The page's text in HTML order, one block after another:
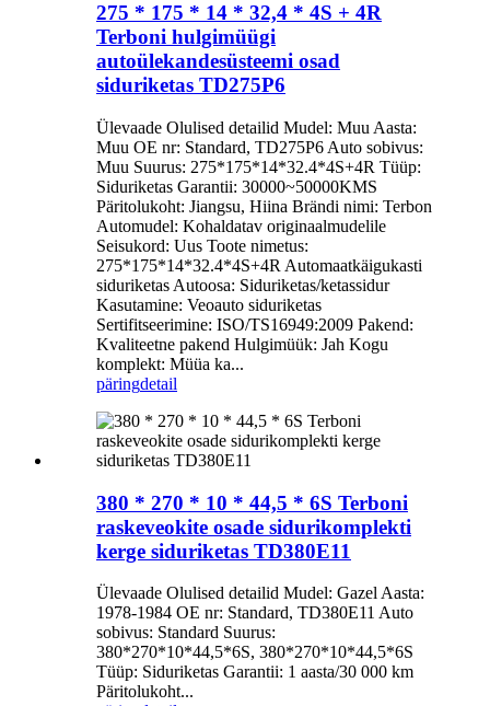
275 * 175 * 14 * 32,4 * 4S + 4R
Terboni hulgimüügi
autoülekandesüsteemi osad
siduriketas TD275P6
Ülevaade Olulised detailid Mudel: Muu Aasta:
Muu OE nr: Standard, TD275P6 Auto sobivus:
Muu Suurus: 275*175*14*32.4*4S+4R Tüüp:
Siduriketas Garantii: 30000~50000KMS
Päritolukoht: Jiangsu, Hiina Brändi nimi: Terbon
Automudel: Kohaldatav originaalmudelile
Seisukord: Uus Toote nimetus:
275*175*14*32.4*4S+4R Automaatkäigukasti
siduriketas Autoosa: Siduriketas/ketassidur
Kasutamine: Veoauto siduriketas
Sertifitseerimine: ISO/TS16949:2009 Pakend:
Kvaliteetne pakend Hulgimüük: Jah Kogu
komplekt: Müüa ka...
päringdetail
380 * 270 * 10 * 44,5 * 6S Terboni
raskeveokite osade sidurikomplekti
kerge siduriketas TD380E11
Ülevaade Olulised detailid Mudel: Gazel Aasta:
1978-1984 OE nr: Standard, TD380E11 Auto
sobivus: Standard Suurus:
380*270*10*44,5*6S, 380*270*10*44,5*6S
Tüüp: Siduriketas Garantii: 1 aasta/30 000 km
Päritolukoht...